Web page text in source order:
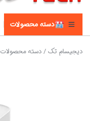
دسته محصولات
دیجیسام تک/دسته محصولات